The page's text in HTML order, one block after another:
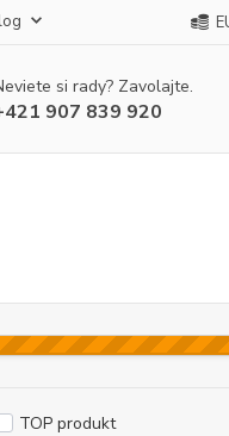
si rady? Zavolajte.
907 839 920
TOP produkt